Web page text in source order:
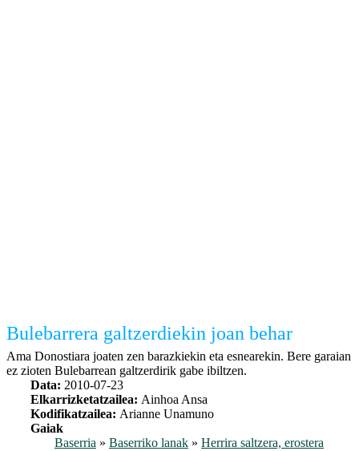
Bulebarrera galtzerdiekin joan behar
Ama Donostiara joaten zen barazkiekin eta esnearekin. Bere garaian
ez zioten Bulebarrean galtzerdirik gabe ibiltzen.
Data: 2010-07-23
Elkarrizketatzailea: Ainhoa Ansa
Kodifikatzailea: Arianne Unamuno
Gaiak
Baserria » Baserriko lanak » Herrira saltzera, erostera